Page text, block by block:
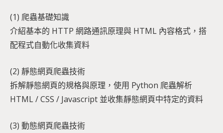
(1) 爬蟲基礎知識
介紹基本的 HTTP 網路通訊原理與 HTML 內容格式，搭
配程式自動化收集資料
(2) 靜態網頁爬蟲技術
拆解靜態網頁的規格與原理，使用 Python 爬蟲解析
HTML / CSS / Javascript 並收集靜態網頁中特定的資料
(3) 動態網頁爬蟲技術